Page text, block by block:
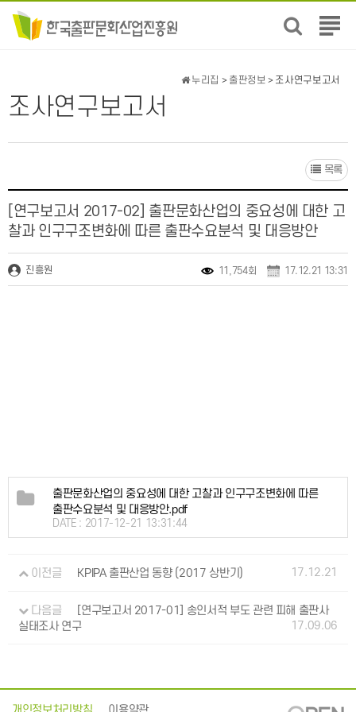
전
뉴
조사연구보고서
누리집 > 출판정보 > 조사연구보고서
목록
[연구보고서 2017-02] 출판문화산업의 중요성에 대한 고
찰과 인구구조변화에 따른 출판수요분석 및 대응방안
진흥원 11,754회 17.12.21 13:31
출판문화산업의 중요성에 대한 고찰과 인구구조변화에 따른
출판수요분석 및 대응방안.pdf
DATE : 2017-12-21 13:31:44
이전글 KPIPA 출판산업 동향 (2017 상반기) 17.12.21
다음글
[연구보고서 2017-01] 송인서적 부도 관련 피해 출판사
실태조사 연구
17.09.06